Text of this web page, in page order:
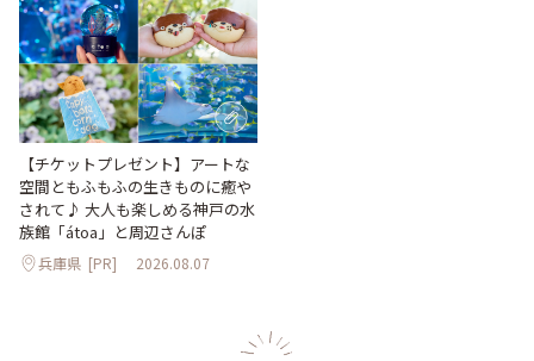
【チケットプレゼント】アートな
空間ともふもふの生きものに癒や
されて♪ 大人も楽しめる神戸の水
族館「átoa」と周辺さんぽ
兵庫県 [PR] 2026.08.07